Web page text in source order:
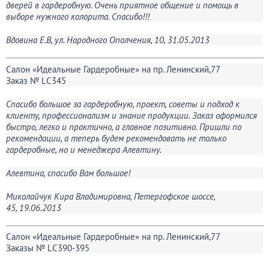
дверей в гардеробную. Очень приятное общение и помощь в
выборе нужного колорита. Спасибо!!!
Вдовина Е.В, ул. Народного Ополчения, 10, 31.05.2013
Салон «Идеальные Гардеробные» на пр. Ленинский,77
Заказ № LС345
Спасибо большое за гардеробную, проект, советы и подход к
клиенту, профессионализм и знание продукции. Заказ оформился
быстро, легко и практично, а главное позитивно. Пришли по
рекомендации, а теперь будем рекомендовать не только
гардеробные, но и менеджера Алевтину.
Алевтина, спасибо Вам большое!
Миколайчук Кира Владимировна, Петергофское шоссе,
45, 19.06.2013
Салон «Идеальные Гардеробные» на пр. Ленинский,77
Заказы № LС390-395